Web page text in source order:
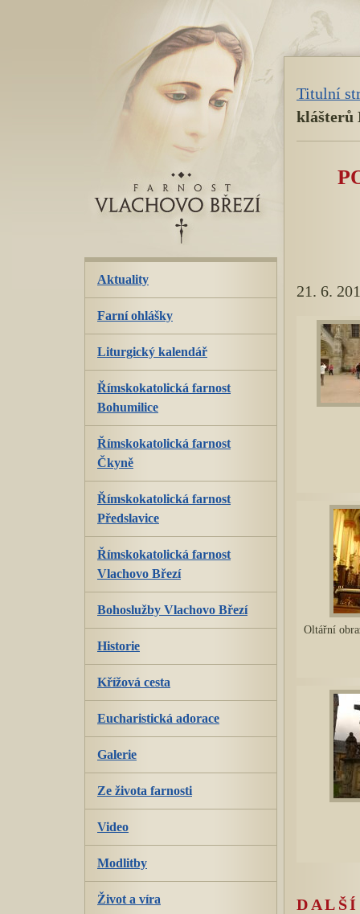
Titulní
klášterů
21. 6.
Oltářní
Aktuality
Farní ohlášky
Liturgický kalendář
Římskokatolická farnost
Bohumilice
Římskokatolická farnost
Čkyně
Římskokatolická farnost
Předslavice
Římskokatolická farnost
Vlachovo Březí
Bohoslužby Vlachovo Březí
Historie
Křížová cesta
Eucharistická adorace
Galerie
Ze života farnosti
Video
Modlitby
Život a víra